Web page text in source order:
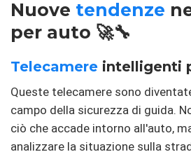
Nuove tendenze
per auto 🚀🔧
Telecamere intelligenti
Queste telecamere sono
campo della sicurezza di guida.
ciò che accade intorno all'auto,
analizzare la situazione sulla